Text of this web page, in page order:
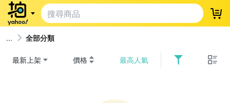
登
全部分類
最新上架 價格 最高人氣